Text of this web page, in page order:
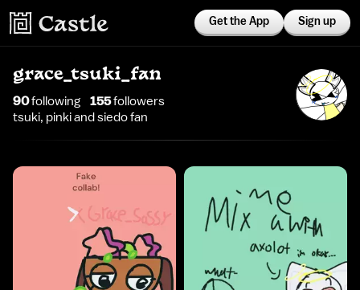
Get the App Sign up
grace_tsuki_fan
90following 155followers
tsuki, pinki and siedo fan